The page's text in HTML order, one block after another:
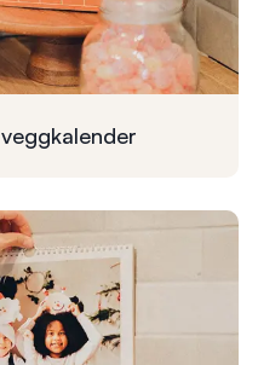
veggkalender